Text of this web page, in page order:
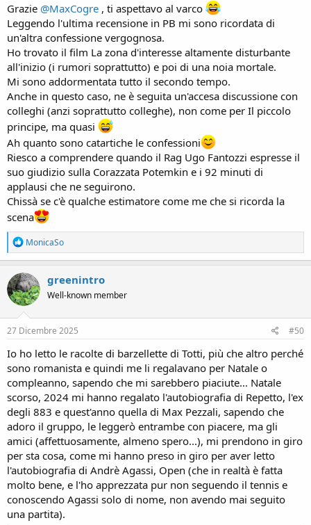
Grazie @MaxCogre , ti aspettavo al varco
Leggendo l'ultima recensione in PB mi sono ricordata di
un'altra confessione vergognosa.
Ho trovato il film La zona d'interesse altamente disturbante
all'inizio (i rumori soprattutto) e poi di una noia mortale.
Mi sono addormentata tutto il secondo tempo.
Anche in questo caso, ne è seguita un'accesa discussione con
colleghi (anzi soprattutto colleghe), non come per Il piccolo
principe, ma quasi
Ah quanto sono catartiche le confessioni
Riesco a comprendere quando il Rag Ugo Fantozzi espresse il
suo giudizio sulla Corazzata Potemkin e i 92 minuti di
applausi che ne seguirono.
Chissà se c'è qualche estimatore come me che si ricorda la
scena
R
e
a
c
t
i
o
n
s
MonicaSo
greenintro
Well-known member
27 Dicembre 2025 #50
Io ho letto le racolte di barzellette di Totti, più che altro perché
sono romanista e quindi me li regalavano per Natale o
compleanno, sapendo che mi sarebbero piaciute... Natale
scorso, 2024 mi hanno regalato l'autobiografia di Repetto, l'ex
degli 883 e quest'anno quella di Max Pezzali, sapendo che
adoro il gruppo, le leggerò entrambe con piacere, ma gli
amici (affettuosamente, almeno spero...), mi prendono in giro
per sta cosa, come mi hanno preso in giro per aver letto
l'autobiografia di Andrè Agassi, Open (che in realtà è fatta
molto bene, e l'ho apprezzata pur non seguendo il tennis e
conoscendo Agassi solo di nome, non avendo mai seguito
una partita).